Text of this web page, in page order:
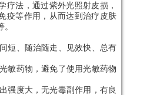
疗法，通过紫外光照射皮损，
疫等作用，从而达到治疗皮肤
、随治随走、见效快、总有
药物，避免了使用光敏药物
度大，无光毒副作用，有良